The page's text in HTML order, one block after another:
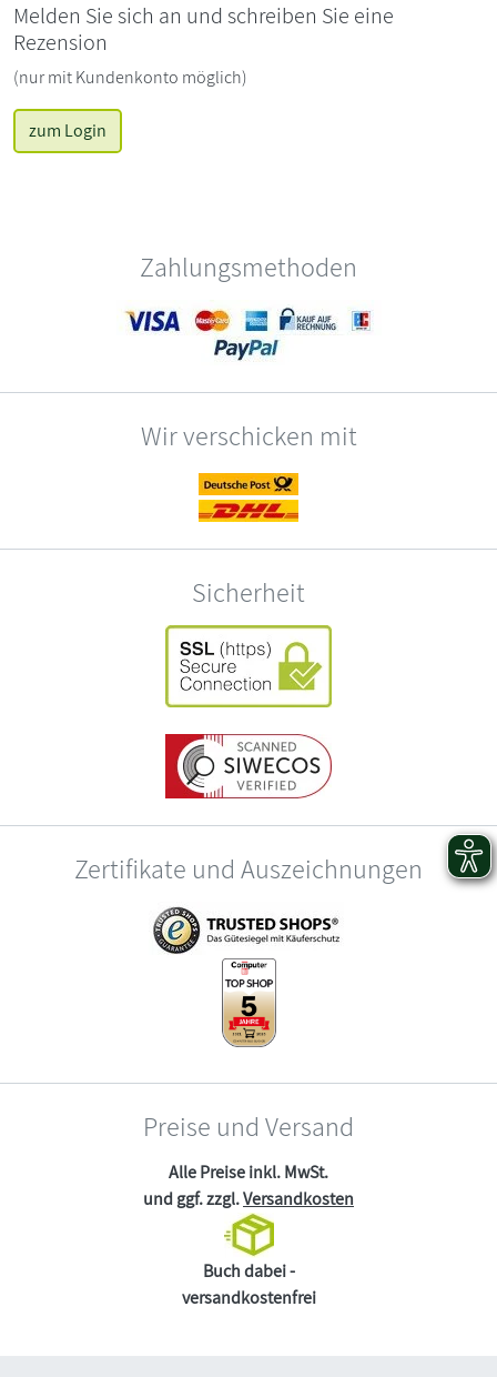
Melden Sie sich an und schreiben Sie eine
Rezension
(nur mit Kundenkonto möglich)
zum Login
Zahlungsmethoden
Wir verschicken mit
Sicherheit
Zertifikate und Auszeichnungen
Preise und Versand
Alle Preise inkl. MwSt.
und ggf. zzgl.Versandkosten
Buch dabei -
versandkostenfrei